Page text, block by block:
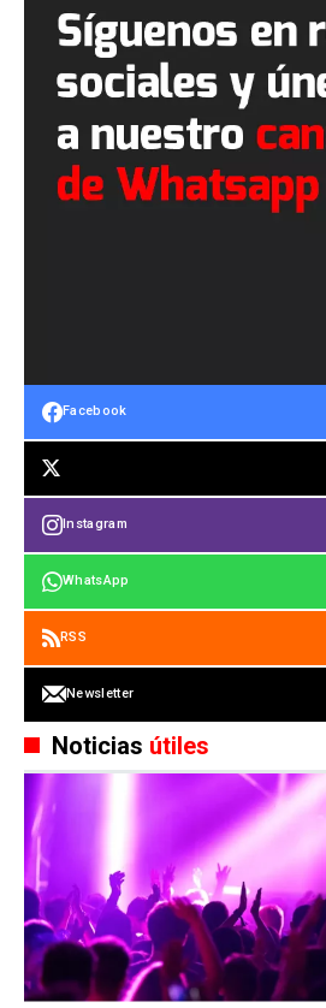
Facebook
Instagram
WhatsApp
RSS
Newsletter
Noticias útiles